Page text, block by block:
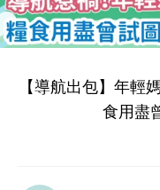
【導航出包】年
食用盡